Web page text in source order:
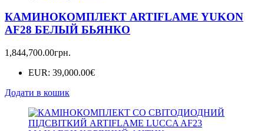
КАМИНОКОМПЛЕКТ ARTIFLAME YUKON
AF28 БЕЛЫЙ БЬЯНКО
1,844,700.00грн.
EUR: 39,000.00€
Додати в кошик